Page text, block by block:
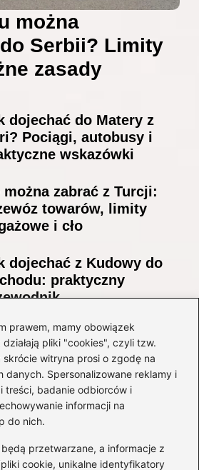
prawem, mamy obowiązek
pliki "cookies", czyli tzw.
witryna prosi o zgodę na
danych. Spersonalizowane reklamy i
treści, badanie odbiorców i
informacji na
do nich.
przetwarzane, a informacje z
cookie, unikalne identyfikatory
można
Serbii? Limity
zasady
dojechać do Matery z
Pociągi, autobusy i
wskazówki
można zabrać z Turcji:
towarów, limity
i cło
dojechać z Kudowy do
praktyczny
można
z Albanii?
po przepisach i
Kategorie